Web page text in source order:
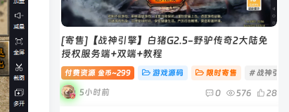
[寄售]【战神引擎】白猪G2.5-野驴传奇2大陆免
授权服务端+双端+教程
付费资源 金币~299 游戏源码 限时寄售 # 战神引擎
5小时前 0 576 28